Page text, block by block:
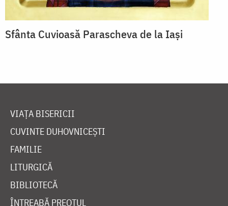
Sfânta Cuvioasă Parascheva de la Iași
VIAȚA BISERICII
CUVINTE DUHOVNICEȘTI
FAMILIE
LITURGICĂ
BIBLIOTECĂ
ÎNTREABĂ PREOTUL